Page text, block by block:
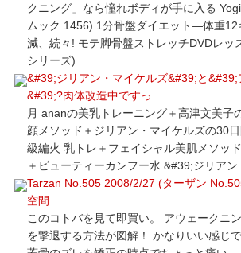
クニング」なら憧れボディが手に入る
ムック 1456) 1分骨盤ダイエット―体重12
減、続々! モテ脚骨盤ストレッチDVDレッ
シリーズ)
&#39;ジリアン・マイケルズ&#39;と
&#39;?肉体改造中ですっ …
月 ananの美乳トレーニング＋高津文美子
顔メソッド＋ジリアン・マイケルズの30
級編火 乳トレ＋フェイシャル美肌メソッ
＋ビューティーカンフー水 &#39;ジリア
Tarzan No.505 2008/2/27 (ターザン
空間
このコトバを見て即買い。 アウェークニ
を撃退する方法が図解！ かなりいい感じ